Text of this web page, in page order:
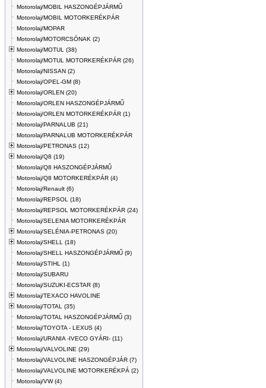
Motorolaj/MOBIL HASZONGÉPJÁRMŰ
Motorolaj/MOBIL MOTORKERÉKPÁR
Motorolaj/MOPAR
Motorolaj/MOTORCSÓNAK (2)
Motorolaj/MOTUL (38)
Motorolaj/MOTUL MOTORKERÉKPÁR (26)
Motorolaj/NISSAN (2)
Motorolaj/OPEL-GM (8)
Motorolaj/ORLEN (20)
Motorolaj/ORLEN HASZONGÉPJÁRMŰ
Motorolaj/ORLEN MOTORKERÉKPÁR (1)
Motorolaj/PARNALUB (21)
Motorolaj/PARNALUB MOTORKERÉKPÁR
Motorolaj/PETRONAS (12)
Motorolaj/Q8 (19)
Motorolaj/Q8 HASZONGÉPJÁRMŰ
Motorolaj/Q8 MOTORKERÉKPÁR (4)
Motorolaj/Renault (6)
Motorolaj/REPSOL (18)
Motorolaj/REPSOL MOTORKERÉKPÁR (24)
Motorolaj/SELENIA MOTORKERÉKPÁR
Motorolaj/SELÉNIA-PETRONAS (20)
Motorolaj/SHELL (18)
Motorolaj/SHELL HASZONGÉPJÁRMŰ (9)
Motorolaj/STIHL (1)
Motorolaj/SUBARU
Motorolaj/SUZUKI-ECSTAR (8)
Motorolaj/TEXACO HAVOLINE
Motorolaj/TOTAL (35)
Motorolaj/TOTAL HASZONGÉPJÁRMŰ (3)
Motorolaj/TOYOTA - LEXUS (4)
Motorolaj/URANIA -IVECO GYÁRI- (11)
Motorolaj/VALVOLINE (29)
Motorolaj/VALVOLINE HASZONGÉPJÁR (7)
Motorolaj/VALVOLINE MOTORKERÉKPÁ (2)
Motorolaj/VW (4)